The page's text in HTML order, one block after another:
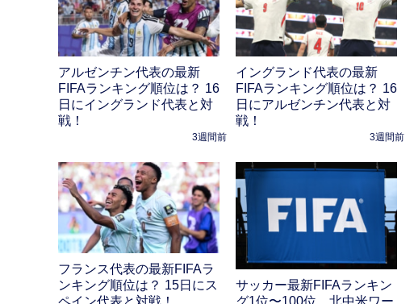
アルゼンチン代表の最新
FIFAランキング順位は？ 16
日にイングランド代表と対
戦！
3週間前
イングランド代表の最新
FIFAランキング順位は？ 16
日にアルゼンチン代表と対
戦！
3週間前
フランス代表の最新FIFAラ
ンキング順位は？ 15日にス
ペイン代表と対戦！
サッカー最新FIFAランキン